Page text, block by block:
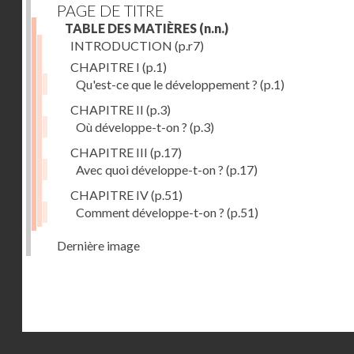
PAGE DE TITRE
TABLE DES MATIÈRES (n.n.)
INTRODUCTION (p.r7)
CHAPITRE I (p.1)
Qu'est-ce que le développement ? (p.1)
CHAPITRE II (p.3)
Où développe-t-on ? (p.3)
CHAPITRE III (p.17)
Avec quoi développe-t-on ? (p.17)
CHAPITRE IV(p.51)
Comment développe-t-on ? (p.51)
Dernière image